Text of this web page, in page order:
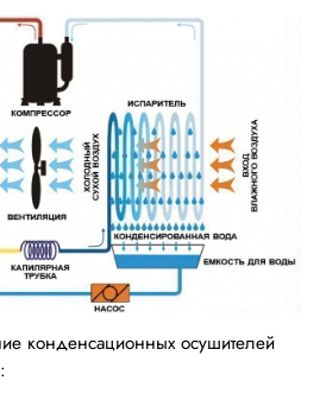
конденсационных осушителей